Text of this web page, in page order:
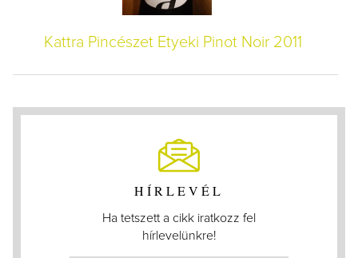
Kattra Pincészet Etyeki Pinot Noir 2011
HÍRLEVÉL
Ha tetszett a cikk iratkozz fel
hírlevelünkre!